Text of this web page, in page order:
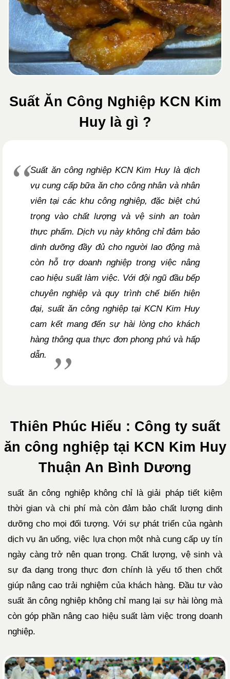
Suất Ăn Công Nghiệp KCN Kim
Huy là gì ?
Suất ăn công nghiệp KCN Kim Huy là dịch
vụ cung cấp bữa ăn cho công nhân và nhân
viên tại các khu công nghiệp, đặc biệt chú
trọng vào chất lượng và vệ sinh an toàn
thực phẩm. Dịch vụ này không chỉ đảm bảo
dinh dưỡng đầy đủ cho người lao động mà
còn hỗ trợ doanh nghiệp trong việc nâng
cao hiệu suất làm việc. Với đội ngũ đầu bếp
chuyên nghiệp và quy trình chế biến hiện
đại, suất ăn công nghiệp tại KCN Kim Huy
cam kết mang đến sự hài lòng cho khách
hàng thông qua thực đơn phong phú và hấp
dẫn.
Thiên Phúc Hiếu : Công ty suất
ăn công nghiệp tại KCN Kim Huy
Thuận An Bình Dương
suất ăn công nghiệp không chỉ là giải pháp tiết kiệm
thời gian và chi phí mà còn đảm bảo chất lượng dinh
dưỡng cho mọi đối tượng. Với sự phát triển của ngành
dịch vụ ăn uống, việc lựa chọn một nhà cung cấp uy tín
ngày càng trở nên quan trọng. Chất lượng, vệ sinh và
sự đa dạng trong thực đơn chính là yếu tố then chốt
giúp nâng cao trải nghiệm của khách hàng. Đầu tư vào
suất ăn công nghiệp không chỉ mang lại sự hài lòng mà
còn góp phần nâng cao hiệu suất làm việc trong doanh
nghiệp.